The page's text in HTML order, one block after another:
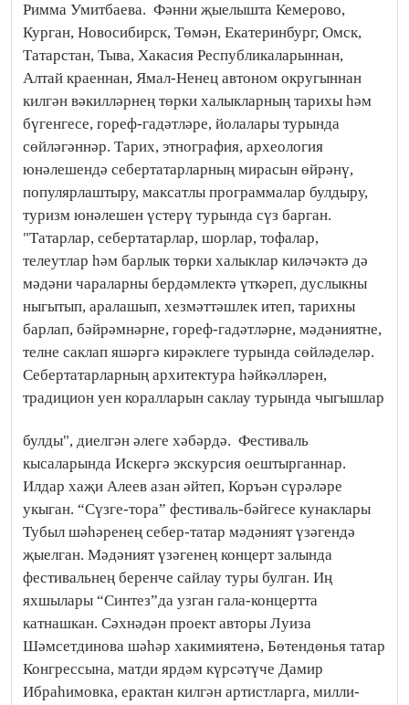
Римма Умитбаева. Фәнни җыелышта Кемерово,
Курган, Новосибирск, Төмән, Екатеринбург, Омск,
Татарстан, Тыва, Хакасия Республикаларыннан,
Алтай краеннан, Ямал-Ненец автоном округыннан
килгән вәкилләрнең төрки халыкларның тарихы һәм
бүгенгесе, гореф-гадәтләре, йолалары турында
сөйләгәннәр. Тарих, этнография, археология
юнәлешендә себертатарларның мирасын өйрәнү,
популярлаштыру, максатлы программалар булдыру,
туризм юнәлешен үстерү турында сүз барган.
"Татарлар, себертатарлар, шорлар, тофалар,
телеутлар һәм барлык төрки халыклар киләчәктә дә
мәдәни чараларны бердәмлектә үткәреп, дуслыкны
ныгытып, аралашып, хезмәттәшлек итеп, тарихны
барлап, бәйрәмнәрне, гореф-гадәтләрне, мәдәниятне,
телне саклап яшәргә кирәклеге турында сөйләделәр.
Себертатарларның архитектура һәйкәлләрен,
традицион уен коралларын саклау турында чыгышлар
булды", диелгән әлеге хәбәрдә. Фестиваль
кысаларында Искергә экскурсия оештырганнар.
Илдар хаҗи Алеев азан әйтеп, Коръән сүрәләре
укыган. “Сүзге-тора” фестиваль-бәйгесе кунаклары
Тубыл шәһәренең себер-татар мәдәният үзәгендә
җыелган. Мәдәният үзәгенең концерт залында
фестивальнең беренче сайлау туры булган. Иң
яхшылары “Синтез”да узган гала-концертта
катнашкан. Сәхнәдән проект авторы Луиза
Шәмсетдинова шәһәр хакимиятенә, Бөтендөнья татар
Конгрессына, матди ярдәм күрсәтүче Дамир
Ибраһимовка, ерактан килгән артистларга, милли-